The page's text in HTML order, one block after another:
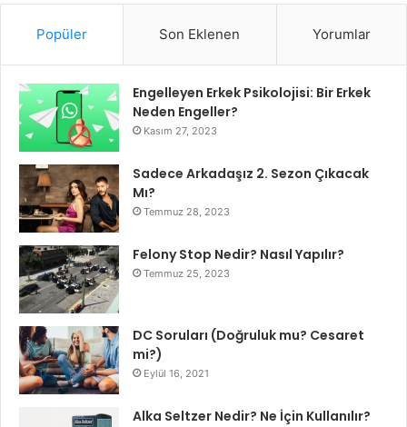
Popüler Son Eklenen Yorumlar
Engelleyen Erkek Psikolojisi: Bir Erkek
Neden Engeller?
Kasım 27, 2023
Sadece Arkadaşız 2. Sezon Çıkacak
Mı?
Temmuz 28, 2023
Felony Stop Nedir? Nasıl Yapılır?
Temmuz 25, 2023
DC Soruları (Doğruluk mu? Cesaret
mi?)
Eylül 16, 2021
Alka Seltzer Nedir? Ne İçin Kullanılır?